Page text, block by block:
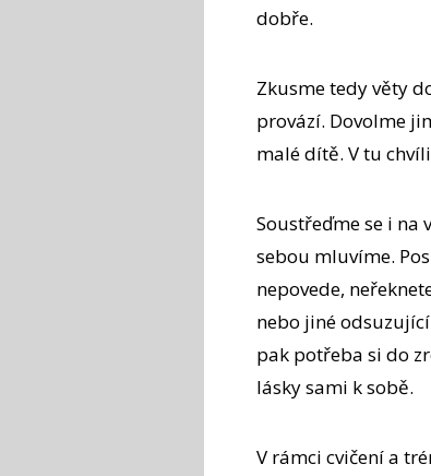
dobře.
Zkusme tedy věty
provází. Dovolme
malé dítě. V tu
Soustřeďme se i na
sebou mluvíme.
nepovede,
nebo jiné odsuzující
pak potřeba si do
lásky sami k sobě.
V rámci cvičení a